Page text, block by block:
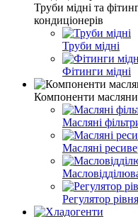
Труби мідні та
кондиціонерів
Труби мідні
Фітинги мідні
Компоненти
Масляні
Масляні
Регулятор